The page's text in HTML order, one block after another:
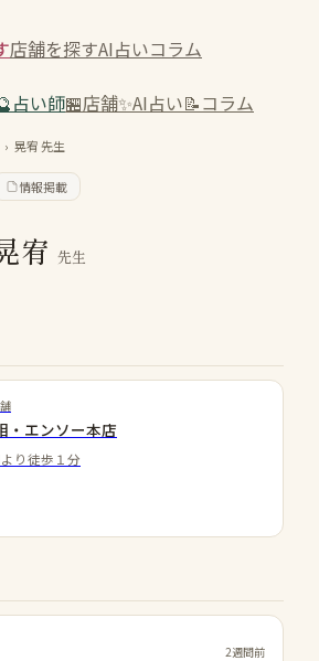
店舗を探すAI占いコラム
占い師🏪店舗✨AI占い📝コラム
› 晃宥先生
情報掲載
宥 先生
・エンソー本店
り徒歩１分
2週間前